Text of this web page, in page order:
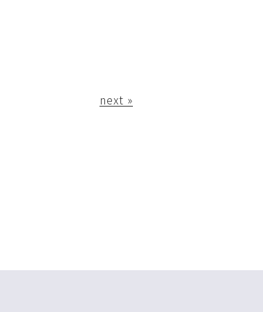
next »